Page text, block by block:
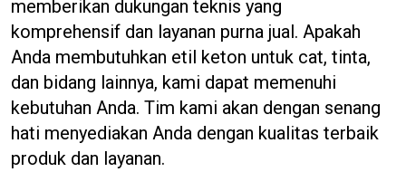
memberikan dukungan teknis yang
komprehensif dan layanan purna jual. Apakah
Anda membutuhkan etil keton untuk cat, tinta,
dan bidang lainnya, kami dapat memenuhi
kebutuhan Anda. Tim kami akan dengan senang
hati menyediakan Anda dengan kualitas terbaik
produk dan layanan.